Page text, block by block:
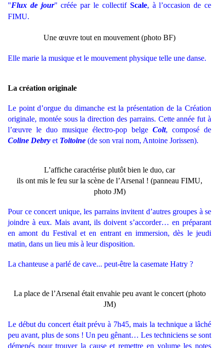
"Flux de jour" créée par le collectif Scale, à l’occasion de ce
FIMU.
Une œuvre tout en mouvement (photo BF)
Elle marie la musique et le mouvement physique telle une danse.
La création originale
Le point d’orgue du dimanche est la présentation de la Création
originale, montée sous la direction des parrains. Cette année fut à
l’œuvre le duo musique électro-pop belge Colt, composé de
Coline Debry et Toitoine (de son vrai nom, Antoine Jorissen).
L’affiche caractérise plutôt bien le duo, car
ils ont mis le feu sur la scène de l’Arsenal ! (panneau FIMU,
photo JM)
Pour ce concert unique, les parrains invitent d’autres groupes à se
joindre à eux. Mais avant, ils doivent s’accorder… en préparant
en amont du Festival et en entrant en immersion, dès le jeudi
matin, dans un lieu mis à leur disposition.
La chanteuse a parlé de cave... peut-être la casemate Hatry ?
La place de l’Arsenal était envahie peu avant le concert (photo
JM)
Le début du concert était prévu à 7h45, mais la technique a lâché
peu avant, plus de sons ! Un peu gênant… Les techniciens se sont
démenés pour trouver la cause et remettre en volume les notes